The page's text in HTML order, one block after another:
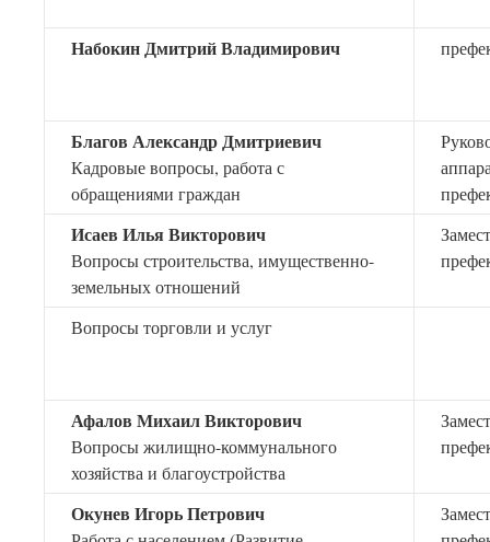
Набокин Дмитрий Владимирович
Благов Александр Дмитриевич
Кадровые вопросы, работа с
обращениями граждан
Исаев Илья Викторович
Вопросы строительства, имущественно-
земельных отношений
Вопросы торговли и услуг
Афалов Михаил Викторович
Вопросы жилищно-коммунального
хозяйства и благоустройства
Окунев Игорь Петрович